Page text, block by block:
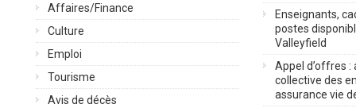
Affaires/Finance
Culture
Emploi
Tourisme
Avis de décès
Enseignants,
postes
Valleyfield
Appel d’offres :
collective des
assurance vie